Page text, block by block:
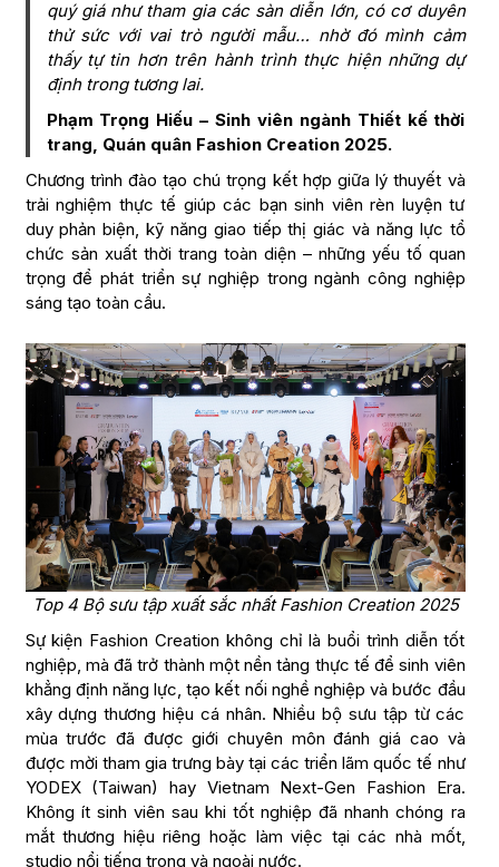
quý giá như tham gia các sàn diễn lớn, có cơ duyên
thử sức với vai trò người mẫu… nhờ đó mình cảm
thấy tự tin hơn trên hành trình thực hiện những dự
định trong tương lai.
Phạm Trọng Hiếu – Sinh viên ngành Thiết kế thời
trang, Quán quân Fashion Creation 2025.
Chương trình đào tạo chú trọng kết hợp giữa lý thuyết và
trải nghiệm thực tế giúp các bạn sinh viên rèn luyện tư
duy phản biện, kỹ năng giao tiếp thị giác và năng lực tổ
chức sản xuất thời trang toàn diện – những yếu tố quan
trọng để phát triển sự nghiệp trong ngành công nghiệp
sáng tạo toàn cầu.
Top 4 Bộ sưu tập xuất sắc nhất Fashion Creation 2025
Sự kiện Fashion Creation không chỉ là buổi trình diễn tốt
nghiệp, mà đã trở thành một nền tảng thực tế để sinh viên
khẳng định năng lực, tạo kết nối nghề nghiệp và bước đầu
xây dựng thương hiệu cá nhân. Nhiều bộ sưu tập từ các
mùa trước đã được giới chuyên môn đánh giá cao và
được mời tham gia trưng bày tại các triển lãm quốc tế như
YODEX (Taiwan) hay Vietnam Next-Gen Fashion Era.
Không ít sinh viên sau khi tốt nghiệp đã nhanh chóng ra
mắt thương hiệu riêng hoặc làm việc tại các nhà mốt,
studio nổi tiếng trong và ngoài nước.